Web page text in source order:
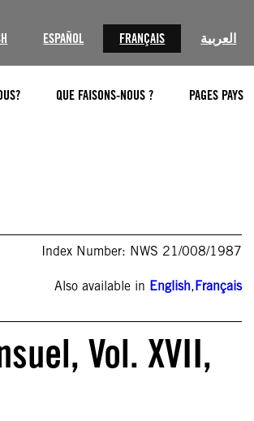
ESPAÑOL FRANÇAIS العربية
QUE FAISONS-NOUS ? PAGES PAYS
Index Number: NWS 21/008/1987
Also available in English,Français
Vol. XVII,